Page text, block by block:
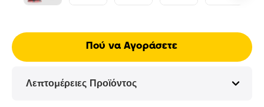
Πού να Αγοράσετε
Λεπτομέρειες Προϊόντος